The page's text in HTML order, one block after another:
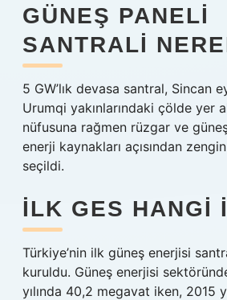
GÜNEŞ PANELI
SANTRALI
5 GW’lık devasa santral, Sincan
Urumqi yakınlarındaki çölde yer
nüfusuna rağmen rüzgar ve
enerji kaynakları açısından
seçildi.
İLK GES HANGI
Türkiye’nin ilk güneş enerjisi
kuruldu. Güneş enerjisi
yılında 40,2 megavat iken, 2015